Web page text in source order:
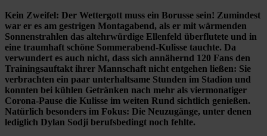
Kein Zweifel: Der Wettergott muss ein Borusse sein! Zumindest
war er es am gestrigen Montagabend, als er mit wärmenden
Sonnenstrahlen das altehrwürdige Ellenfeld überflutete und in
eine traumhaft schöne Sommerabend-Kulisse tauchte. Da
verwundert es auch nicht, dass sich annähernd 120 Fans den
Trainingsauftakt ihrer Mannschaft nicht entgehen ließen: Sie
verbrachten ein paar unterhaltsame Stunden im Stadion und
konnten bei kühlen Getränken nach mehr als viermonatiger
Corona-Pause die Kulisse im weiten Rund sichtlich genießen.
Natürlich besonders im Fokus: Die Neuzugänge, unter denen
lediglich Dylan Sodji berufsbedingt noch fehlte.